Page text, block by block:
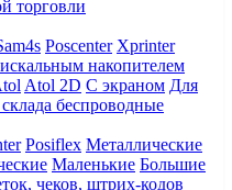
торговли
Poscenter Xprinter
накопителем
Atol 2D С экраном Для
беспроводные
Posiflex Металлические
Маленькие Большие
чеков, штрих-кодов